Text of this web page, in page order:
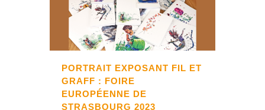
PORTRAIT EXPOSANT FIL ET
GRAFF : FOIRE
EUROPÉENNE DE
STRASBOURG 2023